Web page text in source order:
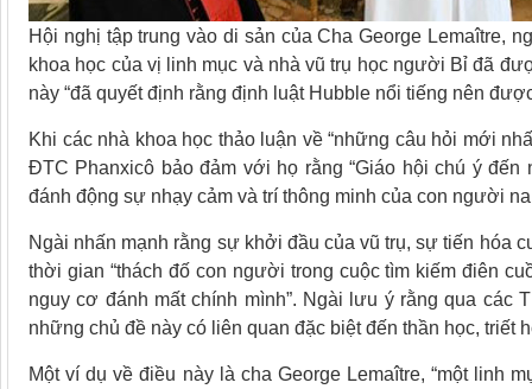
Hội nghị tập trung vào di sản của Cha George Lemaître,
khoa học của vị linh mục và nhà vũ trụ học người Bỉ đã
này “đã quyết định rằng định luật Hubble nổi tiếng nên
Khi các nhà khoa học thảo luận về “những câu hỏi mới
ĐTC Phanxicô bảo đảm với họ rằng “Giáo hội chú ý
đánh động sự nhạy cảm và trí thông minh của con người
Ngài nhấn mạnh rằng sự khởi đầu của vũ trụ, sự tiến hóa
thời gian “thách đố con người trong cuộc tìm kiếm điên
nguy cơ đánh mất chính mình”. Ngài lưu ý rằng qua các
những chủ đề này có liên quan đặc biệt đến thần học, triết
Một ví dụ về điều này là cha George Lemaître, “một linh